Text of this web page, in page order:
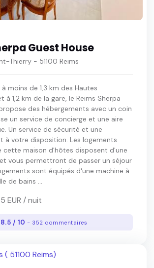
Guest House
Thierry - 51100 Reims
à moins de 1,3 km des Hautes
à 1,2 km de la gare, le Reims Sherpa
des hébergements avec un coin
un service de concierge et une aire
Un service de sécurité et une
à votre disposition. Les logements
cette maison d'hôtes disposent d'une
vous permettront de passer un séjour
sont équipés d'une machine à
de bains ...
EUR / nuit
8.5 / 10- 352 commentaires